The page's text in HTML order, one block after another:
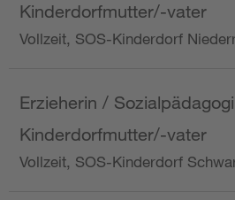
Kinderdorfmutter/-vater
Vollzeit, SOS-Kinderdorf
Erzieherin /
Kinderdorfmutter/-vater
Vollzeit, SOS-Kinderdorf